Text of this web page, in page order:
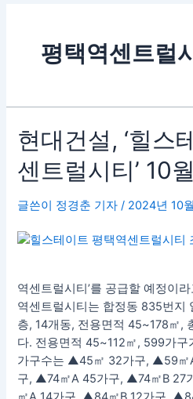
평택역센트럴
현대건설, ‘힐스
센트럴시티’ 10
글쓴이 정경춘 기자/ 2024년 10
역센트럴시티’를 공급할 예정이
역센트럴시티는 합정동 835번지
층, 14개동, 전용면적 45~178㎡,
다. 전용면적 45~112㎡, 599가구
가구수는 ▲45㎡ 32가구, ▲59㎡
구, ▲74㎡A 45가구, ▲74㎡B
현
대
건
설,
‘힐
테
평
택
역
센
트
럴